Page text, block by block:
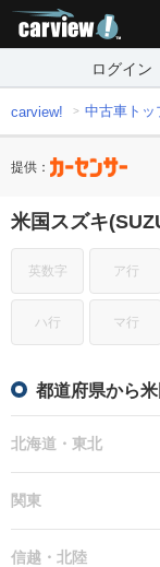
ログイン
carview! 中古車トッ
提供：
米国スズキ
英数字 ア行
ハ行 マ行
都道府県から
北海道・東北
関東
信越・北陸